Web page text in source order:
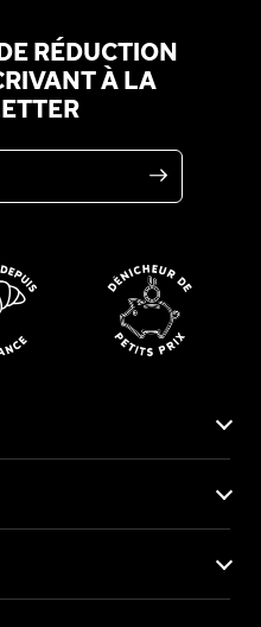
RÉDUCTION
À LA